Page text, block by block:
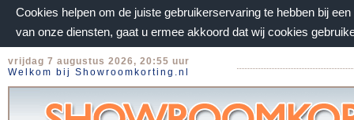
Cookies helpen om de juiste gebruikerservaring te hebben bij
van onze diensten, gaat u ermee akkoord dat wij cookies
vrijdag 7 augustus 2026, 20:55 uur
Welkom bij Showroomkorting.nl